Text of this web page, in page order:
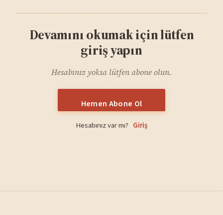
Devamını okumak için lütfen
giriş yapın
Hesabınız yoksa lütfen abone olun.
Hemen Abone Ol
Hesabınız var mı? Giriş